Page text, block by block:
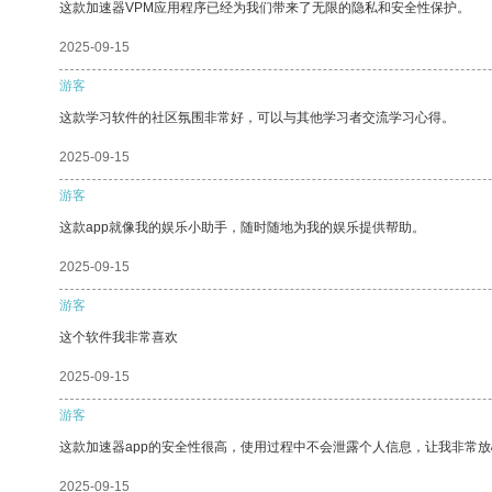
这款加速器VPM应用程序已经为我们带来了无限的隐私和安全性保护。
2025-09-15
游客
这款学习软件的社区氛围非常好，可以与其他学习者交流学习心得。
2025-09-15
游客
这款app就像我的娱乐小助手，随时随地为我的娱乐提供帮助。
2025-09-15
游客
这个软件我非常喜欢
2025-09-15
游客
这款加速器app的安全性很高，使用过程中不会泄露个人信息，让我非常
2025-09-15